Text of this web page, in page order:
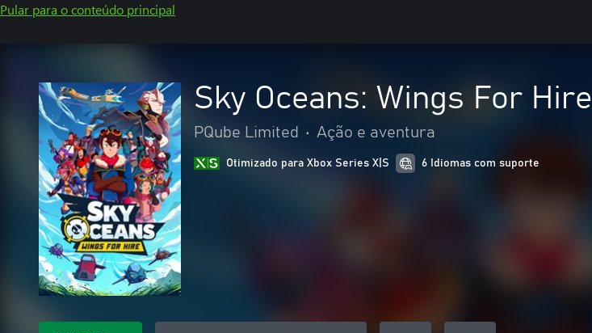
Pular para o conteúdo principal
Sky Oceans: Wings For Hire
PQube Limited • Ação e aventura
Otimizado para Xbox Series X|S 6 Idiomas com suporte